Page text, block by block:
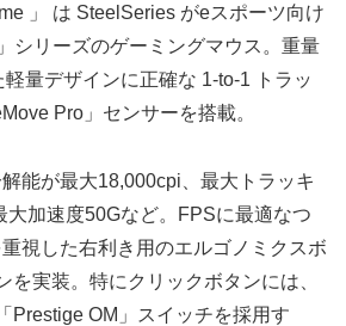
」 は SteelSeries がeスポーツ向け
シリーズのゲーミングマウス。重量
量デザインに正確な 1-to-1 トラッ
Pro」センサーを搭載。
能が最大18,000cpi、最大トラッキ
大加速度50Gなど。FPSに最適なつ
視した右利き用のエルゴノミクスボ
を実装。特にクリックボタンには、
Prestige OM」スイッチを採用す